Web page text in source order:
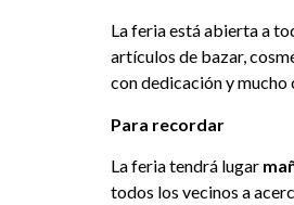
La feria está abierta a
artículos de bazar,
con dedicación y mucho
Para recordar
La feria tendrá lugar
todos los vecinos a